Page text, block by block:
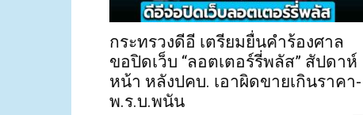
กระทรวงดีอี เตรียมยื่นคำร้องศาล
ขอปิดเว็บ “ลอตเตอร์รี่พลัส” สัปดาห์
หน้า หลังปคบ. เอาผิดขายเกินราคา-
พ.ร.บ.พนัน